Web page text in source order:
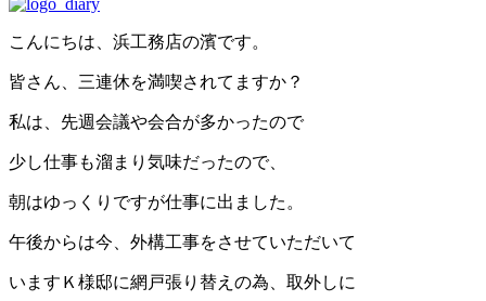
こんにちは、浜工務店の濱です。
皆さん、三連休を満喫されてますか？
私は、先週会議や会合が多かったので
少し仕事も溜まり気味だったので、
朝はゆっくりですが仕事に出ました。
午後からは今、外構工事をさせていただいて
いますＫ様邸に網戸張り替えの為、取外しに